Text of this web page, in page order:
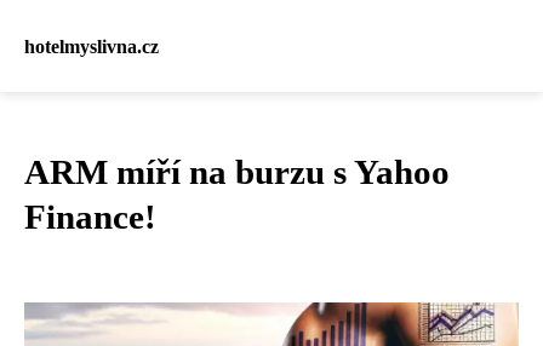
hotelmyslivna.cz
ARM míří na burzu s Yahoo
Finance!